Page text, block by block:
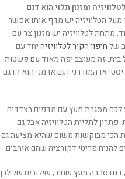
ומזנון תלויהוא דגם
מעל הטלוויזיה יש מדף אותו אפשר
מתחת לטלוויזיה יש מזנון צר עם
שלחיפוי הקיר לטלוויזיהיחד עם
בית. זה מעוצב יפה מאוד עם פשטות
או המודרני דגם ארמני הוא הדגם
לכם מסגרת מעץ עם מדפים בצדדים
לתליית הטלוויזיה אבל גם
הכי מבוקשות משום שהיא מציעה גם
פריטי דקורציה שהם אוהבים.
דגם סהרה מעץ שחור, שילובים של לבן